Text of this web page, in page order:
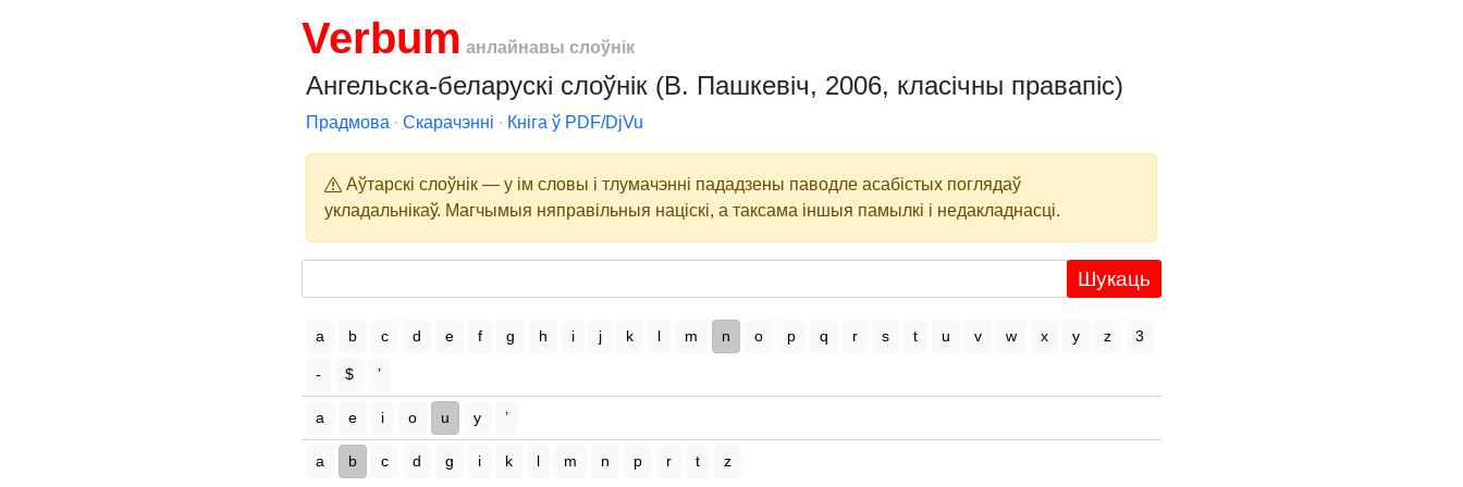
Verbum анлайнавы слоўнік
Ангельска-беларускі слоўнік (В. Пашкевіч, 2006, класічны правапіс)
Прадмова ∙ Скарачэнні ∙ Кніга ў PDF/DjVu
Аўтарскі слоўнік — у ім словы і тлумачэнні пададзены паводле асабістых поглядаў
укладальнікаў. Магчымыя няправільныя націскі, а таксама іншыя памылкі і недакладнасці.
Шукаць
a b c d e f g h i j k l m n o p q r s t u v w x y z 3
- $ ’
a e i o u y ’
a b c d g i k l m n p r t z